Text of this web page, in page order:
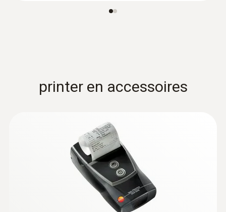
Pitotbuis, edelstaal, voor het meten van
de s... - Pitotbuis
Pitotbuis, lengte 350 mm, edelstaal, voor het
meten van de stromingssnelhied in
verbinding met de druksonde
printer en accessoires